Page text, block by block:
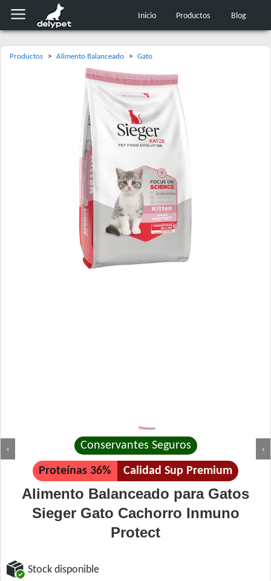
Inicio Productos Blog
Productos > Alimento Balanceado > Gato
‹ ›
Conservantes Seguros
Proteínas 36% Calidad Sup Premium
Alimento Balanceado para Gatos
Sieger Gato Cachorro Inmuno
Protect
Stock disponible